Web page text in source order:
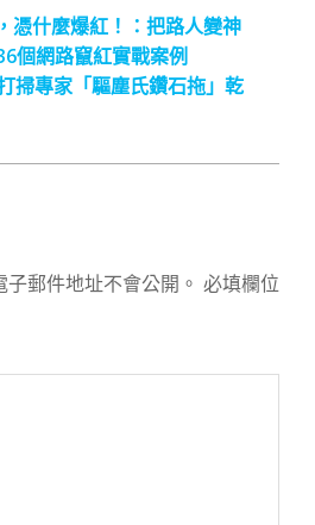
憑什麼爆紅！：把路人變神
個網路竄紅實戰案例
掃專家「驅塵氏鑽石拖」乾
郵件地址不會公開。 必填欄位